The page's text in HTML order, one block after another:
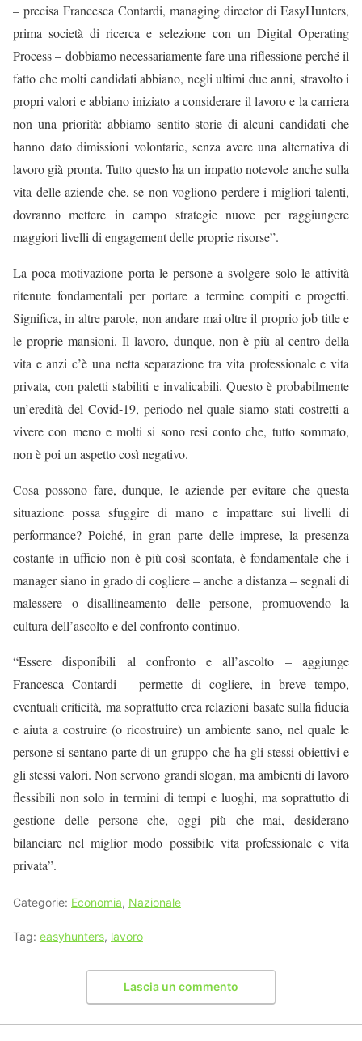
– precisa Francesca Contardi, managing director di EasyHunters,
prima società di ricerca e selezione con un Digital Operating
Process – dobbiamo necessariamente fare una riflessione perché il
fatto che molti candidati abbiano, negli ultimi due anni, stravolto i
propri valori e abbiano iniziato a considerare il lavoro e la carriera
non una priorità: abbiamo sentito storie di alcuni candidati che
hanno dato dimissioni volontarie, senza avere una alternativa di
lavoro già pronta. Tutto questo ha un impatto notevole anche sulla
vita delle aziende che, se non vogliono perdere i migliori talenti,
dovranno mettere in campo strategie nuove per raggiungere
maggiori livelli di engagement delle proprie risorse”.
La poca motivazione porta le persone a svolgere solo le attività
ritenute fondamentali per portare a termine compiti e progetti.
Significa, in altre parole, non andare mai oltre il proprio job title e
le proprie mansioni. Il lavoro, dunque, non è più al centro della
vita e anzi c’è una netta separazione tra vita professionale e vita
privata, con paletti stabiliti e invalicabili. Questo è probabilmente
un’eredità del Covid-19, periodo nel quale siamo stati costretti a
vivere con meno e molti si sono resi conto che, tutto sommato,
non è poi un aspetto così negativo.
Cosa possono fare, dunque, le aziende per evitare che questa
situazione possa sfuggire di mano e impattare sui livelli di
performance? Poiché, in gran parte delle imprese, la presenza
costante in ufficio non è più così scontata, è fondamentale che i
manager siano in grado di cogliere – anche a distanza – segnali di
malessere o disallineamento delle persone, promuovendo la
cultura dell’ascolto e del confronto continuo.
“Essere disponibili al confronto e all’ascolto – aggiunge
Francesca Contardi – permette di cogliere, in breve tempo,
eventuali criticità, ma soprattutto crea relazioni basate sulla fiducia
e aiuta a costruire (o ricostruire) un ambiente sano, nel quale le
persone si sentano parte di un gruppo che ha gli stessi obiettivi e
gli stessi valori. Non servono grandi slogan, ma ambienti di lavoro
flessibili non solo in termini di tempi e luoghi, ma soprattutto di
gestione delle persone che, oggi più che mai, desiderano
bilanciare nel miglior modo possibile vita professionale e vita
privata”.
Categorie: Economia, Nazionale
Tag: easyhunters, lavoro
Lascia un commento